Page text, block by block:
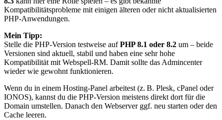
Kompatibilitätsprobleme mit einigen älteren oder nicht aktualisierten
PHP-Anwendungen.
Mein Tipp:
Stelle die PHP-Version testweise aufPHP 8.1 oder 8.2 um – beide
Versionen sind aktuell, stabil und haben eine sehr hohe
Kompatibilität mit Webspell-RM. Damit sollte das Admincenter
wieder wie gewohnt funktionieren.
Wenn du in einem Hosting-Panel arbeitest (z. B. Plesk, cPanel oder
IONOS), kannst du die PHP-Version meistens direkt dort für die
Domain umstellen. Danach den Webserver ggf. neu starten oder den
Cache leeren.